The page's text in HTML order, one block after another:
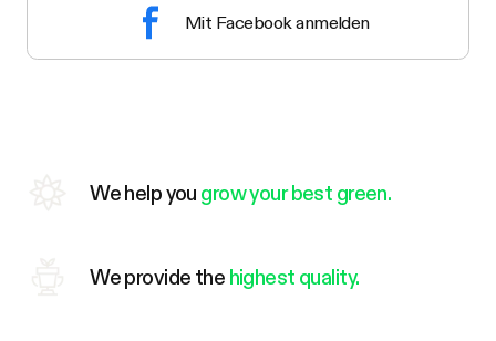
Mit Facebook anmelden
We help you grow your best green.
We provide the highest quality.